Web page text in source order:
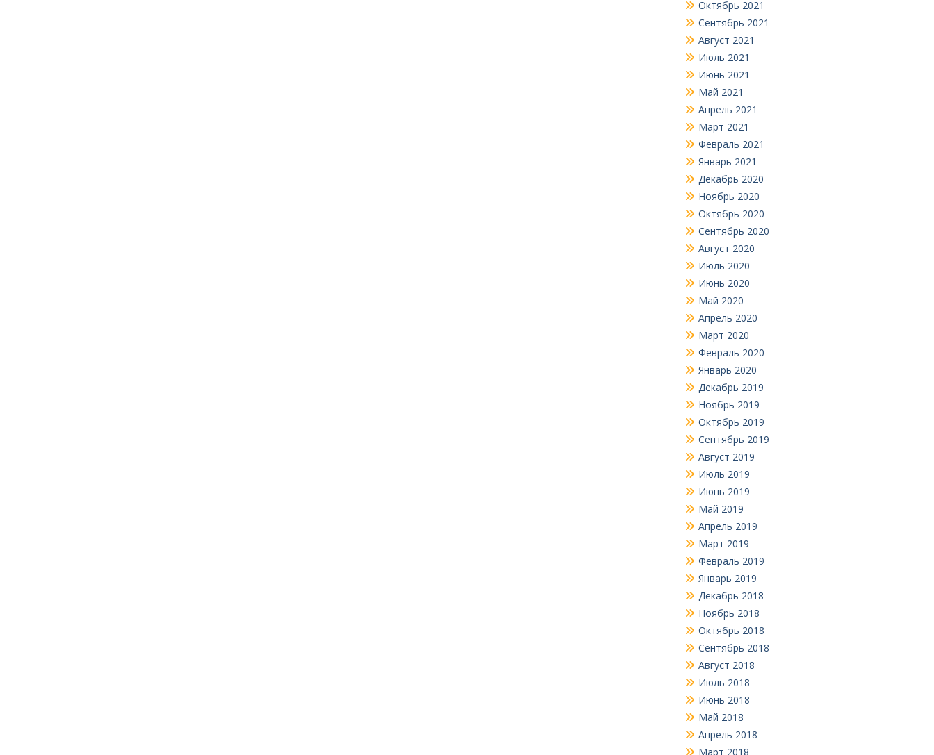
Октябрь 2021
Сентябрь 2021
Август 2021
Июль 2021
Июнь 2021
Май 2021
Апрель 2021
Март 2021
Февраль 2021
Январь 2021
Декабрь 2020
Ноябрь 2020
Октябрь 2020
Сентябрь 2020
Август 2020
Июль 2020
Июнь 2020
Май 2020
Апрель 2020
Март 2020
Февраль 2020
Январь 2020
Декабрь 2019
Ноябрь 2019
Октябрь 2019
Сентябрь 2019
Август 2019
Июль 2019
Июнь 2019
Май 2019
Апрель 2019
Март 2019
Февраль 2019
Январь 2019
Декабрь 2018
Ноябрь 2018
Октябрь 2018
Сентябрь 2018
Август 2018
Июль 2018
Июнь 2018
Май 2018
Апрель 2018
Март 2018